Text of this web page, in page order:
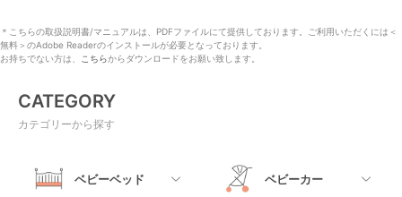
＊こちらの取扱説明書/マニュアルは、PDFファイルにて提供しております。ご利用いただくには＜
無料＞のAdobe Readerのインストールが必要となっております。
お持ちでない方は、
こちらからダウンロードをお願い致します。
CATEGORY
カテゴリーから探す
ベビーベッド ベビーカー